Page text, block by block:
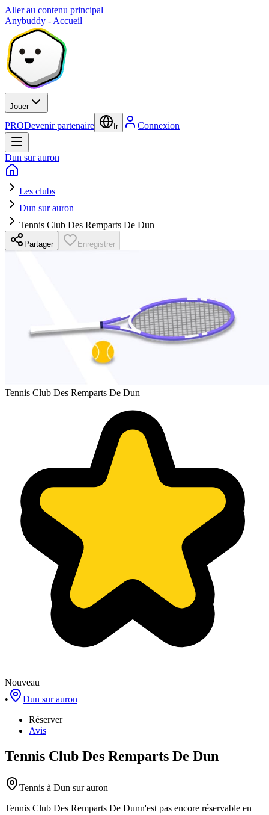
Aller au contenu principal
Anybuddy - Accueil
Jouer
PRODevenir partenaire fr Connexion
Dun sur auron
Les clubs
Dun sur auron
Tennis Club Des Remparts De Dun
Partager Enregistrer
Tennis Club Des Remparts De Dun
Nouveau
•
Dun sur auron
Réserver
Avis
Tennis Club Des Remparts De Dun
Tennis à Dun sur auron
Tennis Club Des Remparts De Dunn'est pas encore réservable en